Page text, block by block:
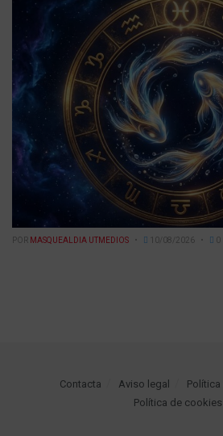
POR MASQUEALDIA UTMEDIOS 10/08/2026 0
Contacta Aviso legal
Política de cookies